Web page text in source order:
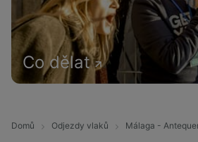
Co dělat
Domů Odjezdy vlaků Málaga -